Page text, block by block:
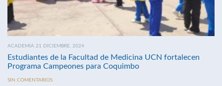
ACADEMIA 21 DICIEMBRE, 2024
Estudiantes de la Facultad de Medicina UCN fortalecen
Programa Campeones para Coquimbo
SIN COMENTARIOS